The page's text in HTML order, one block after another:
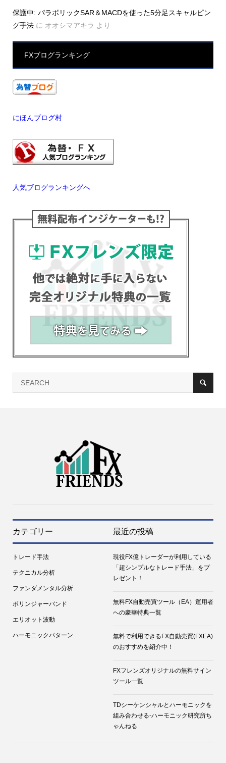
保護中: パラボリックSAR＆MACDを使った5分足スキャルピン
グ手法に オオシマアキラ より
FXブログランキング
にほんブログ村
人気ブログランキングへ
カテゴリー
トレード手法
テクニカル分析
ファンダメンタル分析
ボリンジャーバンド
エリオット波動
ハーモニックパターン
最近の投稿
現役FX億トレーダーが利用している
「超シンプルなトレード手法」をプ
レゼント！
無料FX自動売買ツール（EA）運用者
への豪華特典一覧
無料で利用できるFX自動売買(FXEA)
のおすすめを紹介中！
FXフレンズオリジナルの無料サイン
ツール一覧
TDシーケンシャルとハーモニックを
組み合わせる-ハーモニック研究所ち
ゃんねる